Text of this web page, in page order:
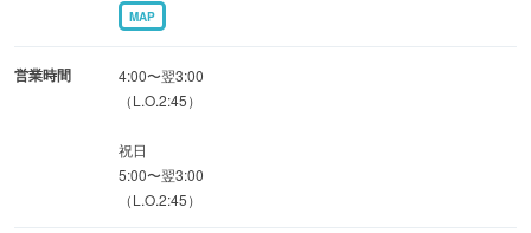
MAP
営業時間
4:00〜翌3:00
（L.O.2:45）
祝日
5:00〜翌3:00
（L.O.2:45）